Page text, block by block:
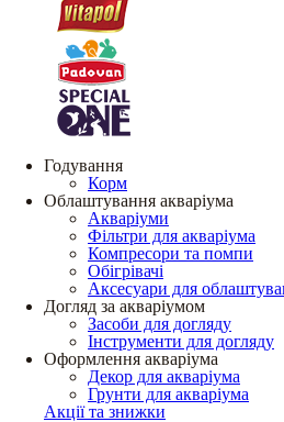
Годування
Корм
Облаштування акваріума
Акваріуми
Фільтри для акваріума
Компресори та помпи
Обігрівачі
Аксесуари для
Догляд за акваріумом
Засоби для догляду
Інструменти для догляду
Оформлення акваріума
Декор для акваріума
Грунти для акваріума
Акції та знижки